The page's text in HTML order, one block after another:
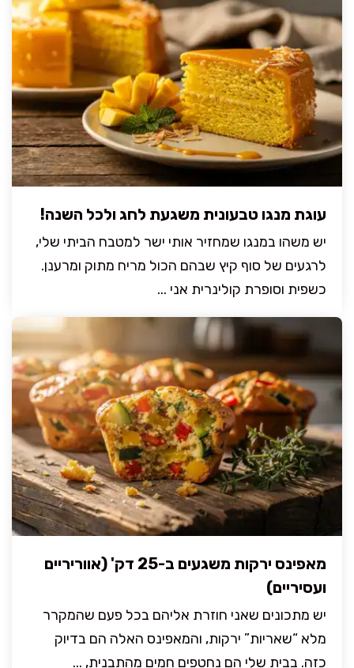
עוגת מנגו טבעונית משגעת לחג ולכל השנה!
יש משהו במנגו שמחזיר אותי ישר למטבח הביתי שלי,
לרגעים של סוף קיץ שבהם הכול מריח מתוק ומרענן.
כשפית וסופרת קולינרית אני ...
מאפינס ירקות משגעים ב-25 דק' (אווריריים
ועסיריים)
יש מתכונים שאני חוזרת אליהם בכל פעם שהמקרר
מלא “שאריות” ירקות, והמאפינס האלה הם בדיוק
כזה. בבית שלי הם נחטפים חמים מהתבנית, ...